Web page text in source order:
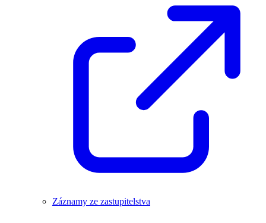
Záznamy ze zastupitelstva